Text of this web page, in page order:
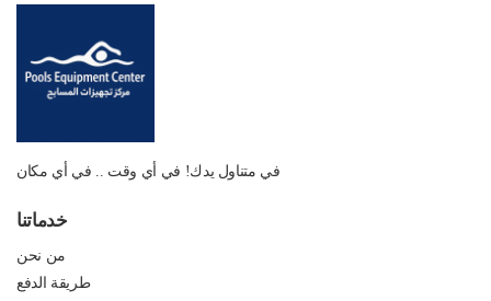
في متناول يدك! في أي وقت .. في أي مكان
خدماتنا
من نحن
طريقة الدفع